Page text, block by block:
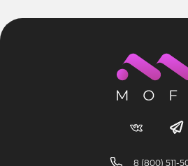
8 (800) 511-